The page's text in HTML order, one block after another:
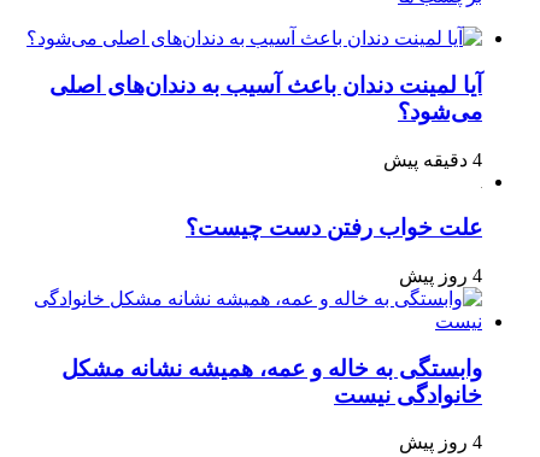
آیا لمینت دندان باعث آسیب به دندان‌های اصلی
می‌شود؟
4 دقیقه پیش
علت خواب رفتن دست چیست؟
4 روز پیش
وابستگی به خاله و عمه، همیشه نشانه مشکل
خانوادگی نیست
4 روز پیش